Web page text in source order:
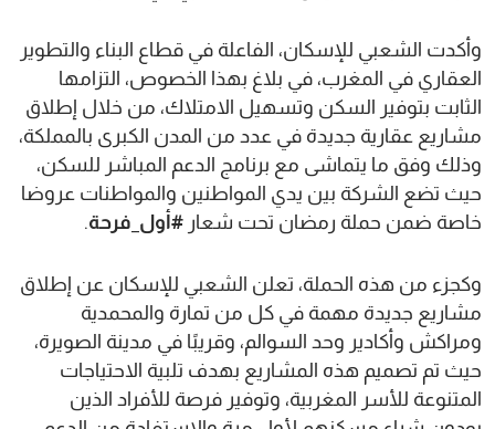
وأكدت الشعبي للإسكان، الفاعلة في قطاع البناء والتطوير
العقاري في المغرب، في بلاغ بهذا الخصوص، التزامها
الثابت بتوفير السكن وتسهيل الامتلاك، من خلال إطلاق
مشاريع عقارية جديدة في عدد من المدن الكبرى بالمملكة،
وذلك وفق ما يتماشى مع برنامج الدعم المباشر للسكن،
حيث تضع الشركة بين يدي المواطنين والمواطنات عروضا
خاصة ضمن حملة رمضان تحت شعار #أول_فرحة.
وكجزء من هذه الحملة، تعلن الشعبي للإسكان عن إطلاق
مشاريع جديدة مهمة في كل من تمارة والمحمدية
ومراكش وأكادير وحد السوالم، وقريبًا في مدينة الصويرة،
حيث تم تصميم هذه المشاريع بهدف تلبية الاحتياجات
المتنوعة للأسر المغربية، وتوفير فرصة للأفراد الذين